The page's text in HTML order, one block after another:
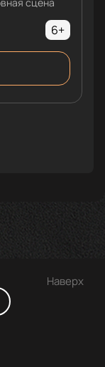
6+
Наверх